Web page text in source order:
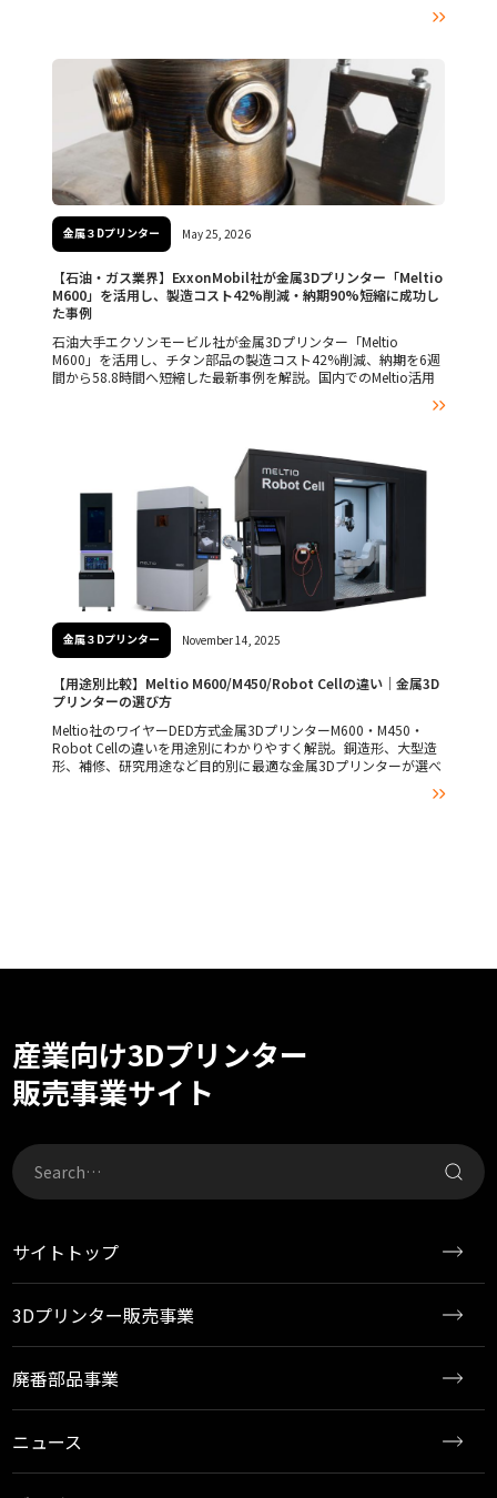

金属３Dプリンター May 25, 2026
【石油・ガス業界】ExxonMobil社が金属3Dプリンター「Meltio
M600」を活用し、製造コスト42%削減・納期90%短縮に成功し
た事例
石油大手エクソンモービル社が金属3Dプリンター「Meltio
M600」を活用し、チタン部品の製造コスト42%削減、納期を6週
間から58.8時間へ短縮した最新事例を解説。国内でのMeltio活用

金属３Dプリンター November 14, 2025
【用途別比較】Meltio M600/M450/Robot Cellの違い｜金属3D
プリンターの選び方
Meltio社のワイヤーDED方式金属3DプリンターM600・M450・
Robot Cellの違いを用途別にわかりやすく解説。銅造形、大型造
形、補修、研究用途など目的別に最適な金属3Dプリンターが選べ

産業向け3Dプリンター
販売事業サイト
サイトトップ
3Dプリンター販売事業
廃番部品事業
ニュース